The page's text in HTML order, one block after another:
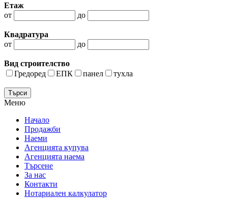
Етаж
от
до
Квадратура
от
до
Вид строителство
Гредоред
ЕПК панел тухла
Меню
Начало
Продажби
Наеми
Агенцията купува
Агенцията наема
Търсене
За нас
Контакти
Нотариален калкулатор